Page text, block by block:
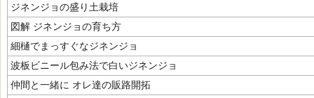
ジネンジョの盛り土栽培
図解 ジネンジョの育ち方
細樋でまっすぐなジネンジョ
波板ビニール包み法で白いジネンジョ
仲間と一緒に オレ達の販路開拓